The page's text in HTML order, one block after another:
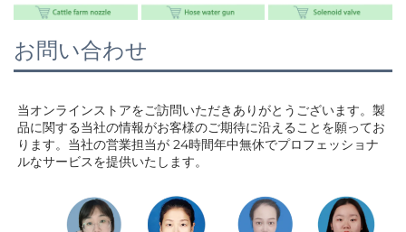
お問い合わせ
当オンラインストアをご訪問いただきありがとうございます。製
品に関する当社の情報がお客様のご期待に沿えることを願ってお
ります。当社の営業担当が 24時間年中無休でプロフェッショナ
ルなサービスを提供いたします。